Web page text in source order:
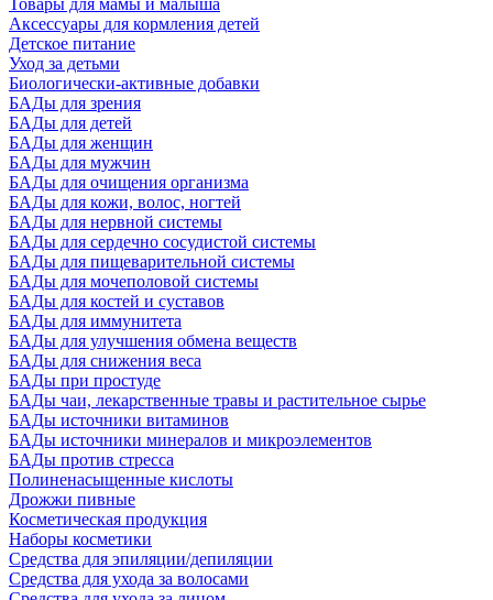
Товары для мамы и малыша
Аксессуары для кормления детей
Детское питание
Уход за детьми
Биологически-активные добавки
БАДы для зрения
БАДы для детей
БАДы для женщин
БАДы для мужчин
БАДы для очищения организма
БАДы для кожи, волос, ногтей
БАДы для нервной системы
БАДы для сердечно сосудистой системы
БАДы для пищеварительной системы
БАДы для мочеполовой системы
БАДы для костей и суставов
БАДы для иммунитета
БАДы для улучшения обмена веществ
БАДы для снижения веса
БАДы при простуде
БАДы чаи, лекарственные травы и растительное сырье
БАДы источники витаминов
БАДы источники минералов и микроэлементов
БАДы против стресса
Полиненасыщенные кислоты
Дрожжи пивные
Косметическая продукция
Наборы косметики
Средства для эпиляции/депиляции
Средства для ухода за волосами